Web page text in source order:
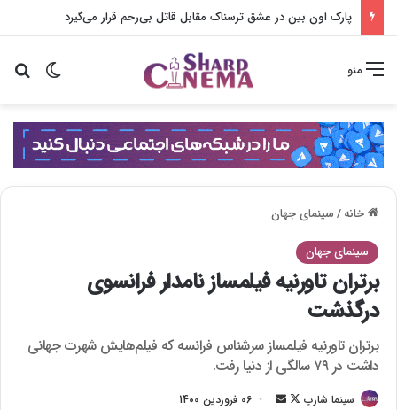
پارک اون بین در عشق ترسناک مقابل قاتل بی‌رحم قرار می‌گیرد
تغییر منو
خانه/سینمای جهان
سینمای جهان
برتران تاورنیه فیلمساز نامدار فرانسوی
درگذشت
برتران تاورنیه فیلمساز سرشناس فرانسه که فیلم‌هایش شهرت جهانی
داشت در ۷۹ سالگی از دنیا رفت.
سینما شارپ
F
06 فروردین 1400